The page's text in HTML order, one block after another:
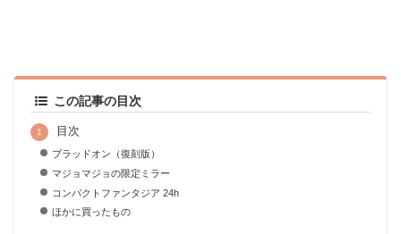
この記事の目次
目次
ブラッドオン（復刻版）
マジョマジョの限定ミラー
コンパクトファンタジア 24h
ほかに買ったもの